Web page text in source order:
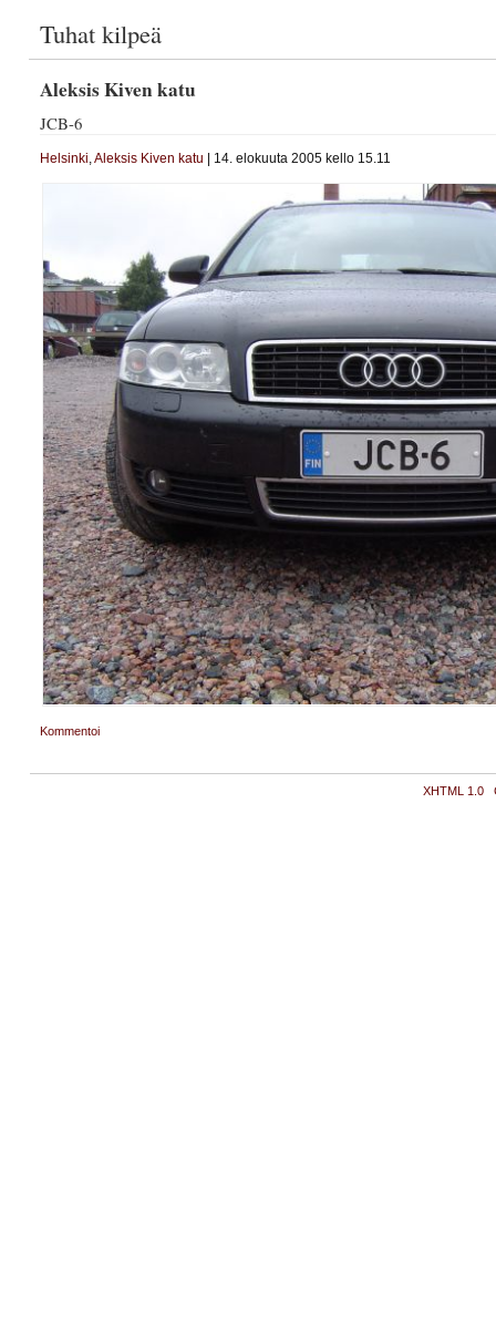
Tuhat kilpeä
Aleksis Kiven katu
JCB-6
Helsinki Aleksis Kiven katu | 14. elokuuta 2005 kello 15.11
Kommentoi
XHTML 1.0